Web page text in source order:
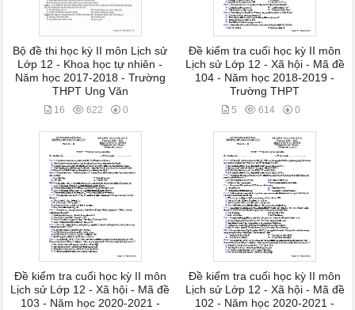
Bộ đề thi học kỳ II môn Lịch sử
Lớp 12 - Khoa học tự nhiên -
Năm học 2017-2018 - Trường
THPT Ung Văn
16 622 0
Đề kiểm tra cuối học kỳ II môn
Lịch sử Lớp 12 - Xã hội - Mã đề
104 - Năm học 2018-2019 -
Trường THPT
5 614 0
Đề kiểm tra cuối học kỳ II môn
Lịch sử Lớp 12 - Xã hội - Mã đề
103 - Năm học 2020-2021 -
Đề kiểm tra cuối học kỳ II môn
Lịch sử Lớp 12 - Xã hội - Mã đề
102 - Năm học 2020-2021 -